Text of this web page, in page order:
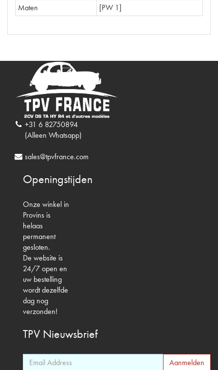
Maten
[PW 1]
+31 6 82750894
(Alleen Whatsapp)
sales@tpvfrance.com
Openingstijden
Onze winkel in
Provins is
helaas
permanent
gesloten.
De website is
24/7 open en
uw bestelling
wordt dezelfde
dag nog
verzonden!
TPV Nieuwsbrief